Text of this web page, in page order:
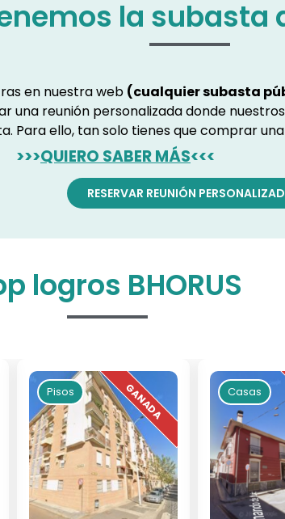
la subasta
en nuestra web (cualquier subasta
una reunión personalizada donde
Para ello, tan solo tienes que comprar
>>>QUIERO SABER MÁS<<<
RESERVAR REUNIÓN
logros BHORUS
Pisos Casas